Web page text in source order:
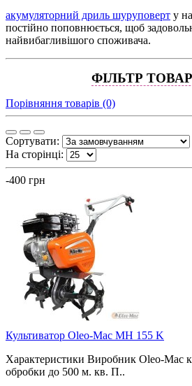
акумуляторний дриль шуруповерт у
постійно поповнюється, щоб
найвибагливішого споживача.
ФІЛЬТР
Порівняння товарів (0)
Сортувати:
На сторінці:
-400 грн
Культиватор Oleo-Mac MH 155 K
Характеристики Виробник Oleo-Mac
обробки до 500 м. кв. П..